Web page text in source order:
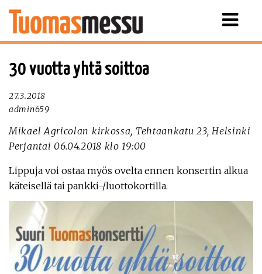
Näytä
30 vuotta yhtä soittoa
27.3.2018
admin659
Mikael Agricolan kirkossa, Tehtaankatu 23, Helsinki
Perjantai 06.04.2018 klo 19:00
Lippuja voi ostaa myös ovelta ennen konsertin alkua
käteisellä tai pankki-/luottokortilla.